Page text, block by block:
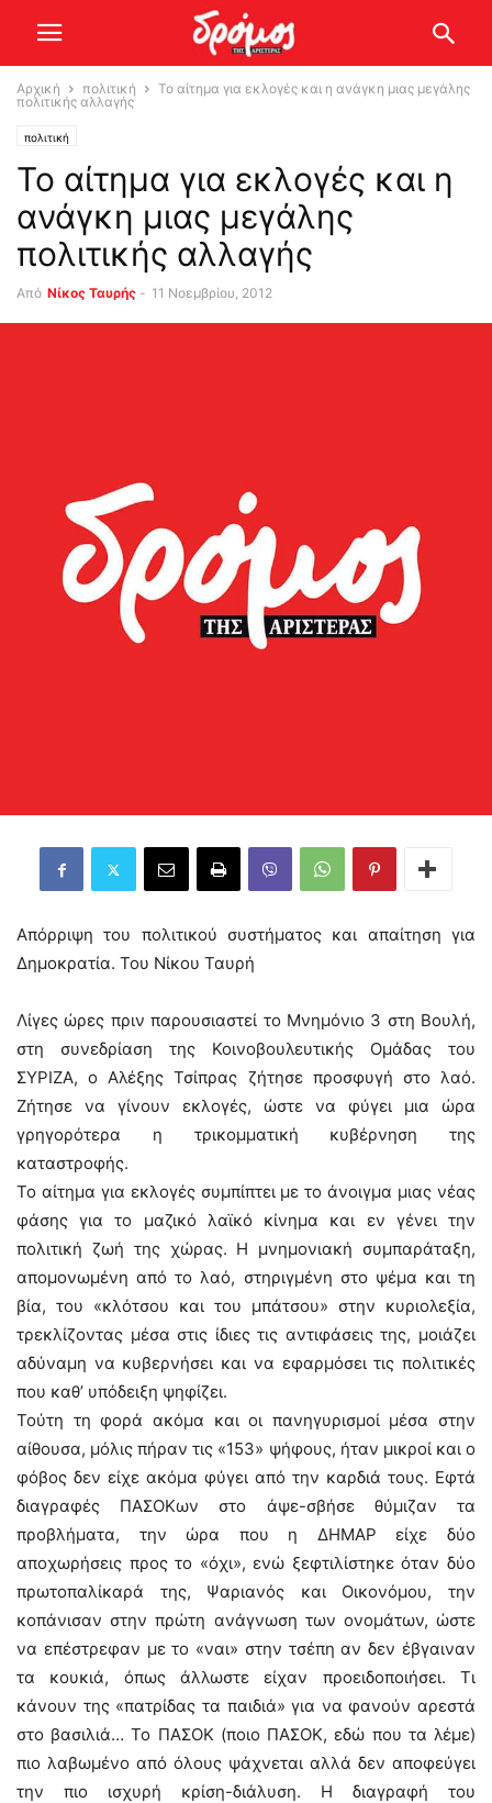
Αρχική πολιτική
Το αίτημα για εκλογές και η ανάγκη μιας μεγάλης
πολιτικής αλλαγής
πολιτική
Το αίτημα για εκλογές και η
ανάγκη μιας μεγάλης
πολιτικής αλλαγής
Από Νίκος Ταυρής - 11 Νοεμβρίου, 2012
Απόρριψη του πολιτικού συστήματος και απαίτηση για
Δημοκρατία. Του Νίκου Ταυρή
Λίγες ώρες πριν παρουσιαστεί το Μνημόνιο 3 στη Βουλή,
στη συνεδρίαση της Κοινοβουλευτικής Ομάδας του
ΣYΡΙΖΑ, ο Αλέξης Τσίπρας ζήτησε προσφυγή στο λαό.
Ζήτησε να γίνουν εκλογές, ώστε να φύγει μια ώρα
γρηγορότερα η τρικομματική κυβέρνηση της
καταστροφής.
Το αίτημα για εκλογές συμπίπτει με το άνοιγμα μιας νέας
φάσης για το μαζικό λαϊκό κίνημα και εν γένει την
πολιτική ζωή της χώρας. Η μνημονιακή συμπαράταξη,
απομονωμένη από το λαό, στηριγμένη στο ψέμα και τη
βία, του «κλότσου και του μπάτσου» στην κυριολεξία,
τρεκλίζοντας μέσα στις ίδιες τις αντιφάσεις της, μοιάζει
αδύναμη να κυβερνήσει και να εφαρμόσει τις πολιτικές
που καθ’ υπόδειξη ψηφίζει.
Τούτη τη φορά ακόμα και οι πανηγυρισμοί μέσα στην
αίθουσα, μόλις πήραν τις «153» ψήφους, ήταν μικροί και ο
φόβος δεν είχε ακόμα φύγει από την καρδιά τους. Εφτά
διαγραφές ΠΑΣΟΚων στο άψε-σβήσε θύμιζαν τα
προβλήματα, την ώρα που η ΔΗΜΑΡ είχε δύο
αποχωρήσεις προς το «όχι», ενώ ξεφτιλίστηκε όταν δύο
πρωτοπαλίκαρά της, Ψαριανός και Οικονόμου, την
κοπάνισαν στην πρώτη ανάγνωση των ονομάτων, ώστε
να επέστρεφαν με το «ναι» στην τσέπη αν δεν έβγαιναν
τα κουκιά, όπως άλλωστε είχαν προειδοποιήσει. Τι
κάνουν της «πατρίδας τα παιδιά» για να φανούν αρεστά
στο βασιλιά… Το ΠΑΣΟΚ (ποιο ΠΑΣΟΚ, εδώ που τα λέμε)
πιο λαβωμένο από όλους ψάχνεται αλλά δεν αποφεύγει
την πιο ισχυρή κρίση-διάλυση. Η διαγραφή του